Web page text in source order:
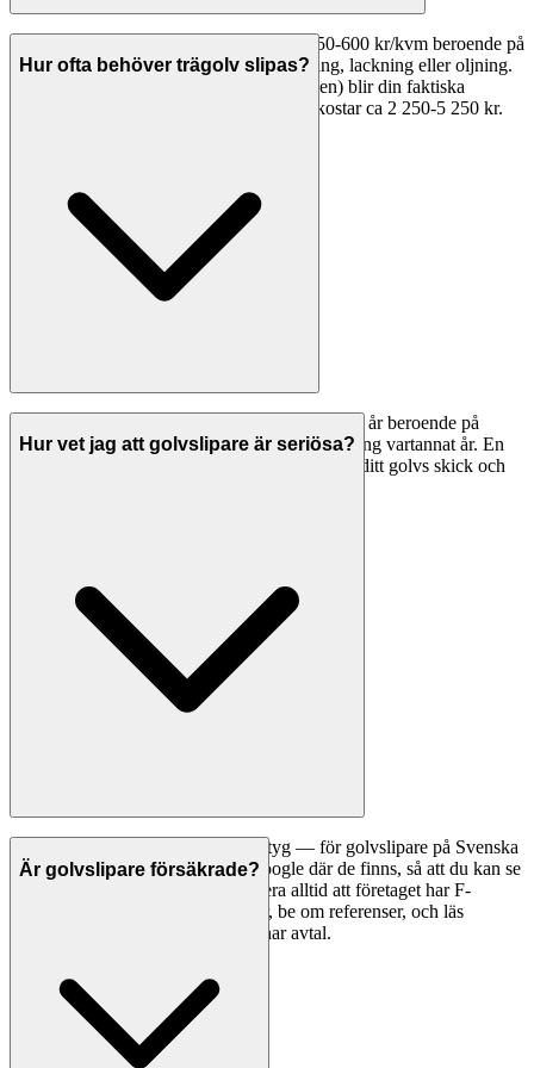
Golvslipning i Partille kostar vanligtvis 350-600 kr/kvm beroende på
golvtyp och skick. Priset inkluderar slipning, lackning eller oljning.
Med ROT-avdrag (30% på arbetskostnaden) blir din faktiska
kostnad lägre. Ett normalt rum (15 kvm) kostar ca 2 250-5 250 kr.
Hur ofta behöver trägolv slipas?
Trägolv behöver vanligtvis slipas om var 10-15 år beroende på
slitage. Oljade golv kan behöva underhållsoljning vartannat år. En
professionell golvslipare i Partille kan bedöma ditt golvs skick och
Hur vet jag att golvslipare är seriösa?
Ett bra första steg är att jämföra betyg — för golvslipare på Svenska
Hantverkare visar vi betyg från Google där de finns, så att du kan se
vad andra kunder tycker. Kontrollera alltid att företaget har F-
skattesedel och giltiga försäkringar, be om referenser, och läs
omdömen noggrant innan du tecknar avtal.
Är golvslipare försäkrade?